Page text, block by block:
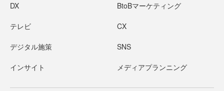
DX BtoBマーケティング
テレビ CX
デジタル施策 SNS
インサイト メディアプランニング